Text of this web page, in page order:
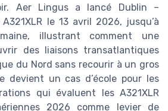
Aer Lingus a lancé Dublin –
le 13 avril 2026, jusqu’à
illustrant comment une
des liaisons transatlantiques
du Nord sans recourir à un gros
devient un cas d’école pour les
qui évaluent les A321XLR
2026 comme levier de